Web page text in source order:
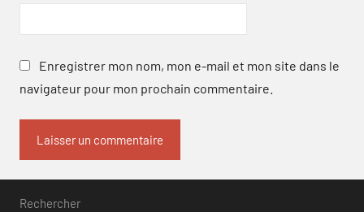
Enregistrer mon nom, mon e-mail et mon site dans le
navigateur pour mon prochain commentaire.
Rechercher